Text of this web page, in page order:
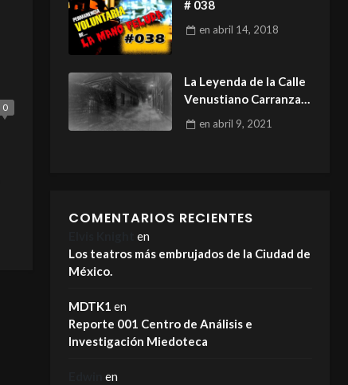
0
# 038
en abril 14, 2018
La Leyenda de la Calle
Venustiano Carranza
#7. en abril 9, 2021
COMENTARIOS RECIENTES
en
Los teatros más embrujados de la Ciudad de
México.
MDTK1 en
Reporte 001 Centro de Análisis e
Investigación Miedoteca
en